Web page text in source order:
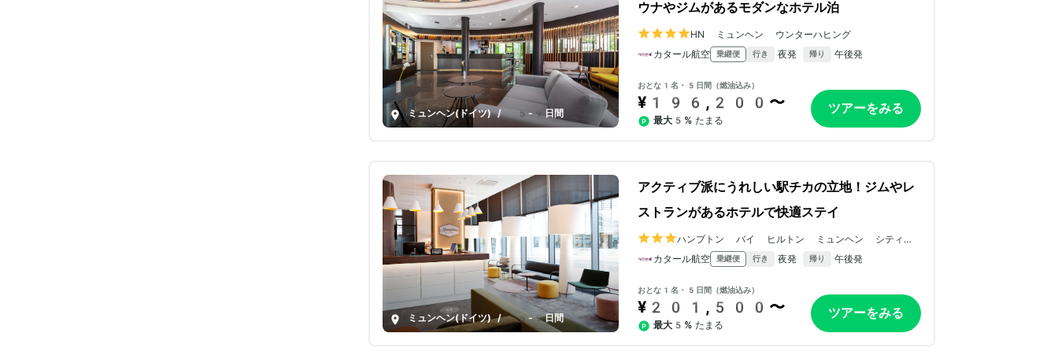
ミュンヘン(ドイツ) / 5-9日間
ウナやジムがあるモダンなホテル泊
HN ミュンヘン ウンターハヒング
カタール航空
乗継便 行き 夜発 帰り 午後発
おとな1名・5日間（燃油込み）
¥196,200〜
最大5% たまる
ツアーをみる
ミュンヘン(ドイツ) / 5-9日間
アクティブ派にうれしい駅チカの立地！ジムやレ
ストランがあるホテルで快適ステイ
ハンプトン バイ ヒルトン ミュンヘン シティ
センター イースト
カタール航空 乗継便 行き 夜発 帰り 午後発
おとな1名・5日間（燃油込み）
¥201,500〜
最大5% たまる
ツアーをみる